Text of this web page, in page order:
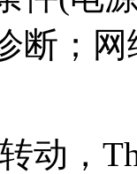
断；
动，